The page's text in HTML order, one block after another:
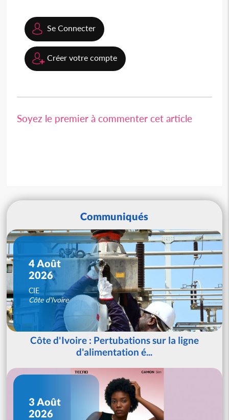
Se Connecter
Créer votre compte
Soyez le premier à commenter cet article
Communiqués
4 Août
2026
CIE
Côte d'Ivoire
Côte d'Ivoire : Pertubations sur la ligne
d'alimentation é...
3 Août
2026